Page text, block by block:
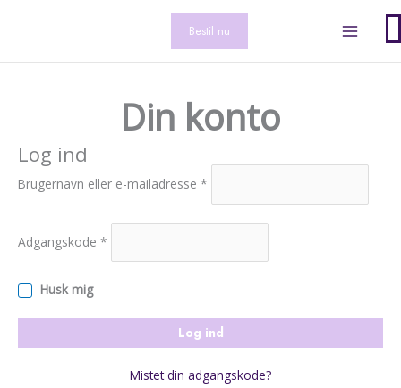
Bestil nu
Din konto
Log ind
Brugernavn eller e-mailadresse *
Påkrævet
Adgangskode *
Husk mig
Log ind
Mistet din adgangskode?
Påkrævet